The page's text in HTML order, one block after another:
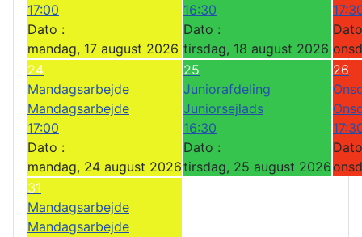
17:00
Dato :
mandag, 17 august 2026
16:30
Dato :
tirsdag, 18 august 2026
24
Mandagsarbejde
Mandagsarbejde
17:00
Dato :
mandag, 24 august 2026
25
Juniorafdeling
Juniorsejlads
16:30
Dato :
tirsdag, 25 august 2026
26
31
Mandagsarbejde
Mandagsarbejde